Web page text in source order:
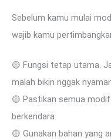
Sebelum kamu mulai
wajib kamu
🟡 Fungsi tetap utama.
malah bikin nggak
🟡 Pastikan semua
berkendara.
🟡 Gunakan bahan yang